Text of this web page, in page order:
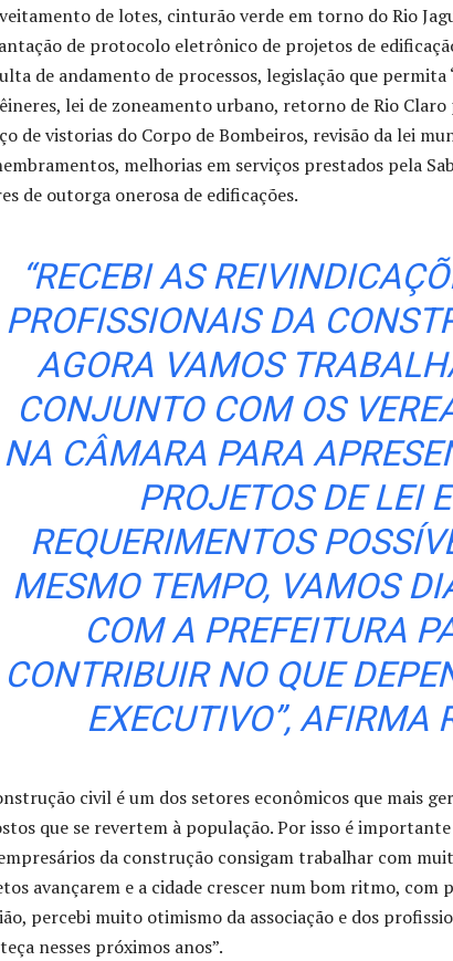
de lotes, cinturão verde em torno do Rio
de protocolo eletrônico de projetos de
de andamento de processos, legislação que permita
lei de zoneamento urbano, retorno de Rio Claro
de vistorias do Corpo de Bombeiros, revisão da lei
melhorias em serviços prestados pela
de outorga onerosa de edificações.
“RECEBI AS
PROFISSIONAIS DA
AGORA VAMOS
CONJUNTO COM OS
NA CÂMARA PARA
PROJETOS DE LEI E
REQUERIMENTOS
MESMO TEMPO, VAMOS
COM A PREFEITURA
CONTRIBUIR NO QUE
EXECUTIVO”, AFIRMA
civil é um dos setores econômicos que mais
que se revertem à população. Por isso é
da construção consigam trabalhar com
avançarem e a cidade crescer num bom ritmo, com
percebi muito otimismo da associação e dos
nesses próximos anos”.